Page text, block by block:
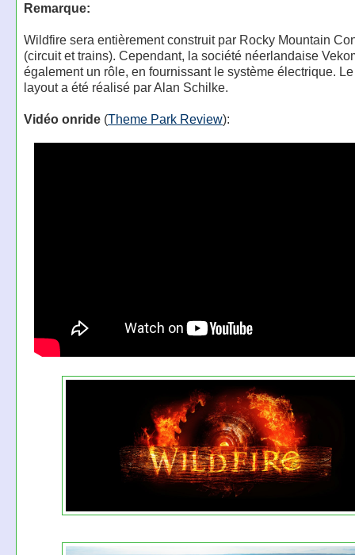
Remarque:
Wildfire sera entièrement construit par Rocky Mountain
(circuit et trains). Cependant, la société néerlandaise
également un rôle, en fournissant le système électrique.
layout a été réalisé par Alan Schilke.
Vidéo onride(Theme Park Review):